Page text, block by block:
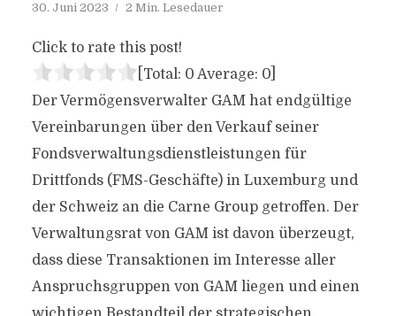
30. Juni 2023 2 Min. Lesedauer
Click to rate this post!
[Total: 0 Average: 0]
Der Vermögensverwalter GAM hat endgültige
Vereinbarungen über den Verkauf seiner
Fondsverwaltungsdienstleistungen für
Drittfonds (FMS-Geschäfte) in Luxemburg und
der Schweiz an die Carne Group getroffen. Der
Verwaltungsrat von GAM ist davon überzeugt,
dass diese Transaktionen im Interesse aller
Anspruchsgruppen von GAM liegen und einen